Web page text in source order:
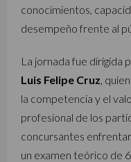
conocimientos,
desempeño frente al
La jornada fue dirigida
Luis Felipe Cruz ,
la competencia y el
profesional de los
concursantes
un examen teórico de